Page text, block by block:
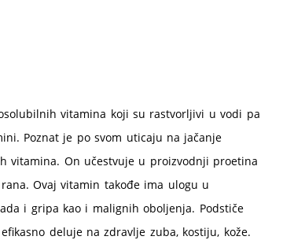
vitamina koji su rastvorljivi u vodi pa
Poznat je po svom uticaju na jačanje
vitamina. On učestvuje u proizvodnji proetina
Ovaj vitamin takođe ima ulogu u
i gripa kao i malignih oboljenja. Podstiče
deluje na zdravlje zuba, kostiju, kože.